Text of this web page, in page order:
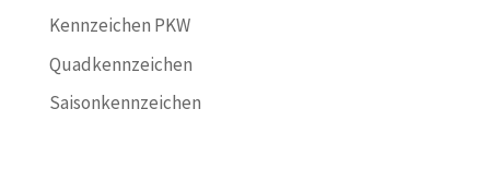
Kennzeichen PKW
Quadkennzeichen
Saisonkennzeichen